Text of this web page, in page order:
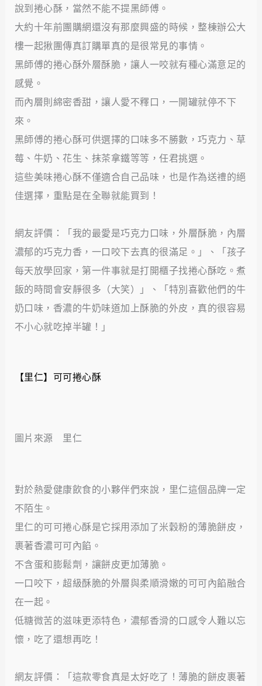
說到捲心酥，當然不能不提黑師傅。
大約十年前團購網還沒有那麼興盛的時候，整棟辦公大
樓一起揪團傳真訂購單真的是很常見的事情。
黑師傅的捲心酥外層酥脆，讓人一咬就有種心滿意足的
感覺。
而內層則綿密香甜，讓人愛不釋口，一開罐就停不下
來。
黑師傅的捲心酥可供選擇的口味多不勝數，巧克力、草
莓、牛奶、花生、抹茶拿鐵等等，任君挑選。
這些美味捲心酥不僅適合自己品味，也是作為送禮的絕
佳選擇，重點是在全聯就能買到！
網友評價：「我的最愛是巧克力口味，外層酥脆，內層
濃郁的巧克力香，一口咬下去真的很滿足。」、「孩子
每天放學回家，第一件事就是打開櫃子找捲心酥吃。煮
飯的時間會安靜很多（大笑）」、「特別喜歡他們的牛
奶口味，香濃的牛奶味道加上酥脆的外皮，真的很容易
不小心就吃掉半罐！」
【里仁】可可捲心酥
圖片來源 里仁
對於熱愛健康飲食的小夥伴們來說，里仁這個品牌一定
不陌生。
里仁的可可捲心酥是它採用添加了米穀粉的薄脆餅皮，
裹著香濃可可內餡。
不含蛋和膨鬆劑，讓餅皮更加薄脆。
一口咬下，超級酥脆的外層與柔順滑嫩的可可內餡融合
在一起。
低糖微苦的滋味更添特色，濃郁香滑的口感令人難以忘
懷，吃了還想再吃！
網友評價：「這款零食真是太好吃了！薄脆的餅皮裹著